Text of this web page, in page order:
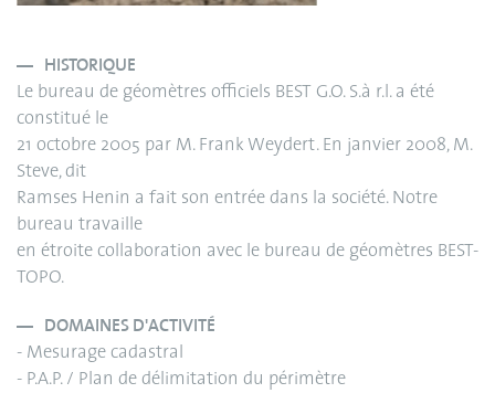
HISTORIQUE
Le bureau de géomètres officiels BEST G.O. S.à r.l. a été
constitué le
21 octobre 2005 par M. Frank Weydert. En janvier 2008, M.
Steve, dit
Ramses Henin a fait son entrée dans la société. Notre
bureau travaille
en étroite collaboration avec le bureau de géomètres BEST-
TOPO.
DOMAINES D'ACTIVITÉ
- Mesurage cadastral
- P.A.P. / Plan de délimitation du périmètre